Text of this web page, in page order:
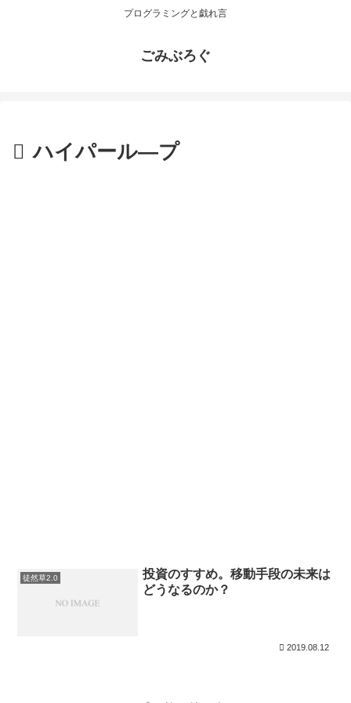
プログラミングと戯れ言
ごみぶろぐ
ハイパール―プ
徒然草2.0
投資のすすめ。移動手段の未来は
どうなるのか？
2019.08.12